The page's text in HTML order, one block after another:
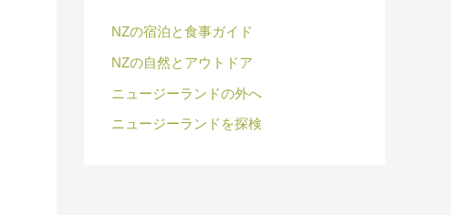
NZの宿泊と食事ガイド
NZの自然とアウトドア
ニュージーランドの外へ
ニュージーランドを探検